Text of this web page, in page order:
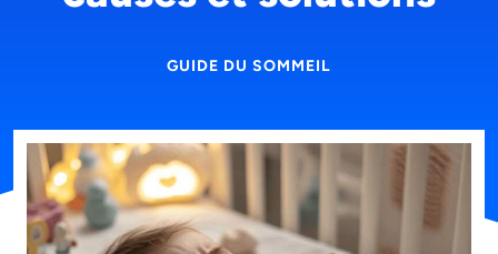
GUIDE DU SOMMEIL